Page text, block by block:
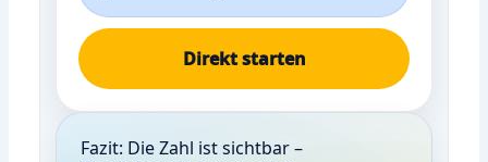
Direkt starten
Fazit: Die Zahl ist sichtbar –